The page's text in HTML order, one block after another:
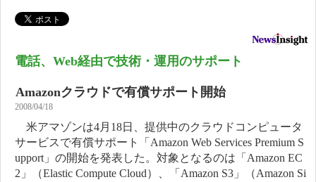
電話、Web経由で技術・運用のサポート
Amazonクラウドで有償サポート開始
2008/04/18
米アマゾンは4月18日、提供中のクラウドコンピュータ
サービスで有償サポート「Amazon Web Services Premium S
upport」の開始を発表した。対象となるのは「Amazon EC
2」（Elastic Compute Cloud）、「Amazon S3」（Amazon Si